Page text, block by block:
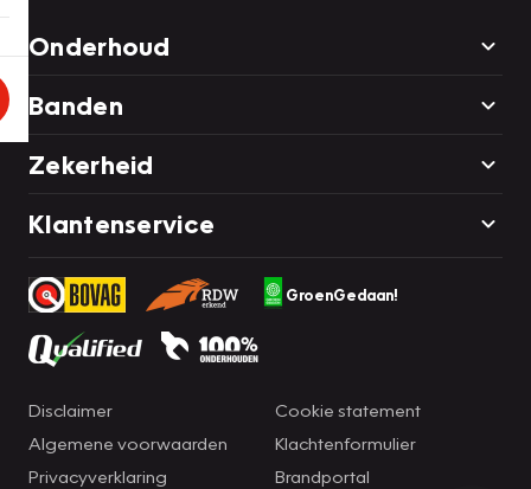
Onderhoud
Banden
Zekerheid
Klantenservice
GroenGedaan!
Disclaimer
Algemene voorwaarden
Privacyverklaring
Cookie statement
Klachtenformulier
Brandportal